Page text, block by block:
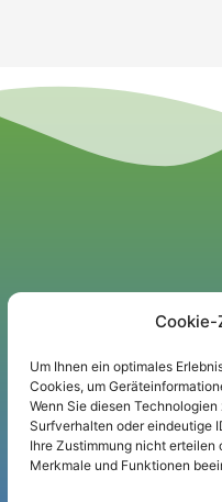
Um Ihnen ein optimales
Cookies, um
Wenn Sie diesen
Surfverhalten oder eindeutige
Ihre Zustimmung nicht
Merkmale und Funktionen
Cookie-